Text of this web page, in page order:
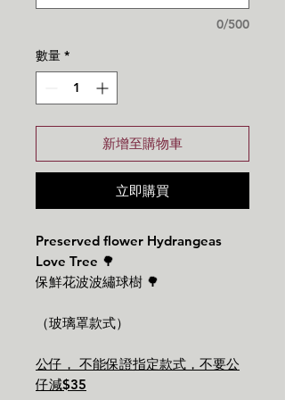
0/500
數量 *
新增至購物車
立即購買
Preserved flower Hydrangeas
Love Tree 🌳
保鮮花波波繡球樹 🌳
（玻璃罩款式）
公仔， 不能保證指定款式，不要公
仔減$35